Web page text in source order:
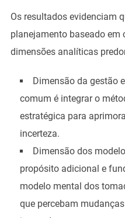
Os resultados evidenciam
planejamento baseado em
dimensões analíticas
Dimensão da gestão
comum é integrar o
estratégica para
incerteza.
Dimensão dos
propósito adicional e
modelo mental dos
que percebam